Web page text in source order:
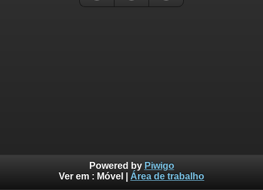
Powered by Piwigo
Ver em : Móvel Área de trabalho